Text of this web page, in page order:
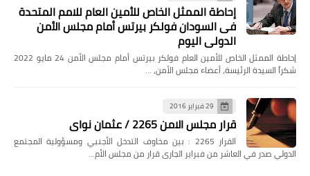
إحاطة الممثل الخاص للأمين العام للامم المتحدة
فى السودان فولكر بيرتس أمام مجلس الأمن
الدولي اليوم
إحاطة الممثل الخاص للأمين العام فولكر بيرتس أمام مجلس الأمن 24 مايو 2022
شكراً السيدة الرئيسة، أعضاء مجلس الأمن، …
29 فبراير 2016
قرار مجلس الامن 2265 / عثمان نواى
القرار 2265 : بين مخاوف التدخل الأجنبي ومسؤولية المجتمع
الدولي صدر في العاشر من فبراير الجارى قرار من مجلس الأم…